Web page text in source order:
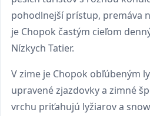
pohodlnejší prístup, premáva
je Chopok častým cieľom
Nízkych Tatier.
V zime je Chopok obľúbeným
upravené zjazdovky a zimné
vrchu priťahujú lyžiarov a